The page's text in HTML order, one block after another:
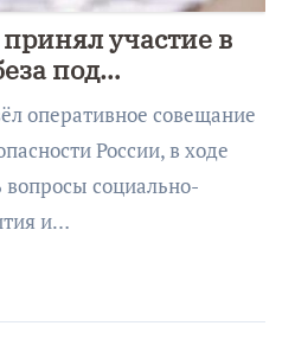
участие в
под
оперативное совещание
России, в ходе
вопросы социально-
и…